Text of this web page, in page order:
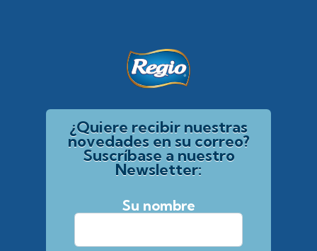
¿Quiere recibir nuestras
novedades en su correo?
Suscríbase a nuestro
Newsletter:
Su nombre